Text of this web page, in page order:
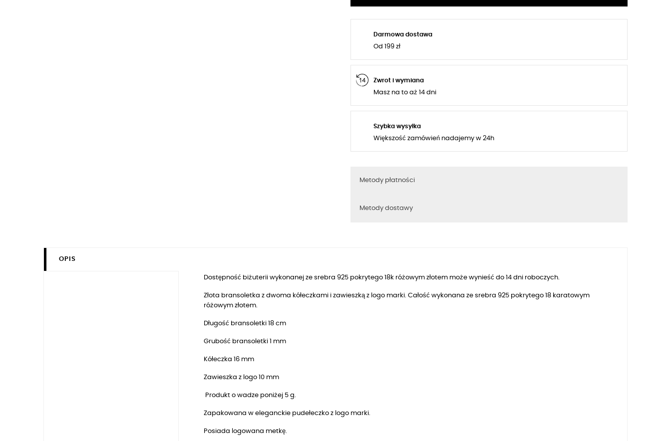
Darmowa dostawa
Od 199 zł
Zwrot i wymiana
Masz na to aż 14 dni
Szybka wysyłka
Większość zamówień nadajemy w 24h
Metody płatności
Metody dostawy
OPIS
Dostępność biżuterii wykonanej ze srebra 925 pokrytego 18k różowym złotem może wynieść do 14 dni roboczych.
Złota bransoletka z dwoma kółeczkami i zawieszką z logo marki. Całość wykonana ze srebra 925 pokrytego 18 karatowym
różowym złotem.
Długość bransoletki 18 cm
Grubość bransoletki 1 mm
Kółeczka 16 mm
Zawieszka z logo 10 mm
Produkt o wadze poniżej 5 g.
Zapakowana w eleganckie pudełeczko z logo marki.
Posiada logowana metkę.